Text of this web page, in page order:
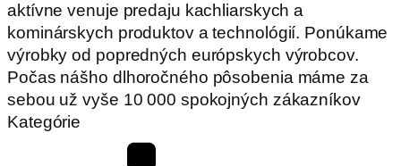
aktívne venuje predaju kachliarskych a
kominárskych produktov a technológií. Ponúkame
výrobky od popredných európskych výrobcov.
Počas nášho dlhoročného pôsobenia máme za
sebou už vyše 10 000 spokojných zákazníkov
Kategórie